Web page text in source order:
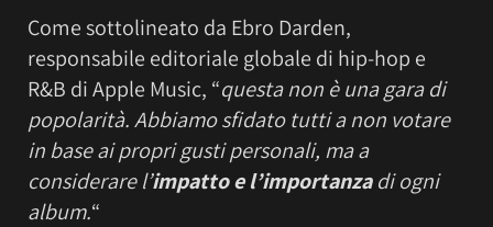
Come sottolineato da Ebro Darden,
responsabile editoriale globale di hip-hop e
R&B di Apple Music, “questa non è una gara di
popolarità. Abbiamo sfidato tutti a non votare
in base ai propri gusti personali, ma a
considerare l’impatto e l’importanzadi ogni
album.“